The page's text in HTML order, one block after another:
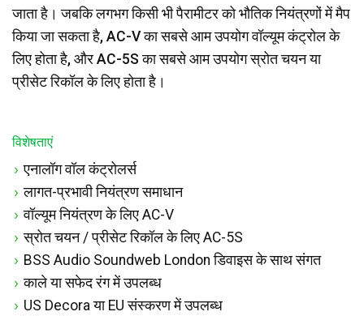
जाता है। जबकि लगभग किसी भी पैरामीटर को भौतिक नियंत्रणों में मैप
किया जा सकता है, AC-V का सबसे आम उपयोग वॉल्यूम कंट्रोल के
लिए होता है, और AC-5S का सबसे आम उपयोग स्रोत चयन या
प्रीसेट रिकॉल के लिए होता है।
विशेषताएं
एनालॉग वॉल कंट्रोलर्स
लागत-प्रभावी नियंत्रण समाधान
वॉल्यूम नियंत्रण के लिए AC-V
स्रोत चयन / प्रीसेट रिकॉल के लिए AC-5S
BSS Audio Soundweb London डिवाइस के साथ संगत
काले या सफेद रंग में उपलब्ध
US Decora या EU संस्करण में उपलब्ध